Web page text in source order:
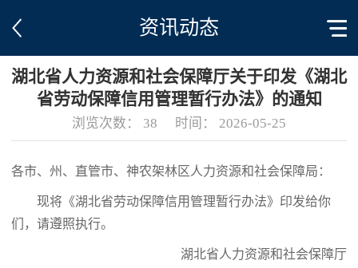
资讯动态
湖北省人力资源和社会保障厅关于印发《湖北
省劳动保障信用管理暂行办法》的通知
浏览次数： 38 时间： 2026-05-25
各市、州、直管市、神农架林区人力资源和社会保障局：
现将《湖北省劳动保障信用管理暂行办法》印发给你
们，请遵照执行。
湖北省人力资源和社会保障厅